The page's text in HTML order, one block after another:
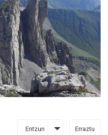
Entzun Erraztu